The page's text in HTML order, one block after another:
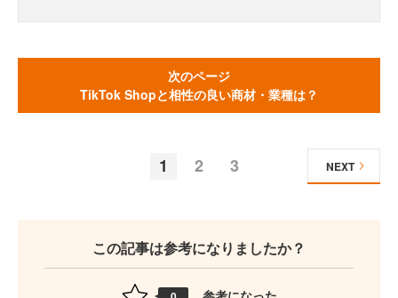
次のページ
TikTok Shopと相性の良い商材・業種は？
1 2 3 NEXT
この記事は参考になりましたか？